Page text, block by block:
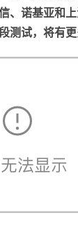
、诺基亚和
测试，将有更